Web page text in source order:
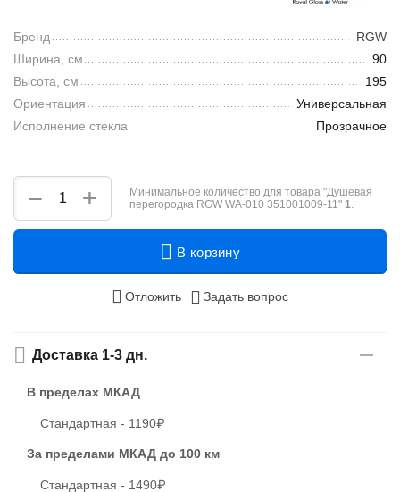
Бренд
RGW
Ширина, см
90
Высота, см
195
Ориентация
Универсальная
Исполнение стекла
Прозрачное
+
−
Минимальное количество для товара "Душевая
перегородка RGW WA-010 351001009-11" 1.
В корзину
Отложить Задать вопрос
Доставка 1-3 дн.
В пределах МКАД
Стандартная - 1190₽
За пределами МКАД до 100 км
Стандартная - 1490₽